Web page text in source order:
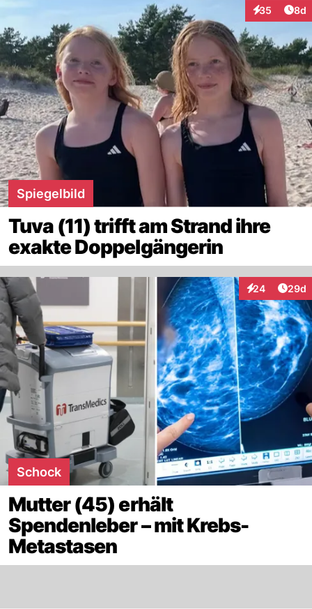
35
Interaktionen
8d
Spiegelbild
Tuva (11) trifft am Strand ihre
exakte Doppelgängerin
24
Interaktionen
29d
Schock
Mutter (45) erhält
Spendenleber – mit Krebs-
Metastasen